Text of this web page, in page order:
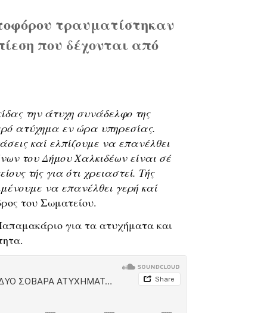
τραυματίστηκαν
που δέχονται από
την άτυχη συνάδελφο της
ατύχημα εν ώρα υπηρεσίας.
καί ελπίζουμε να επανέλθει
του Δήμου Χαλκιδέων είναι σέ
τής για ότι χρειαστεί. Τής
να επανέλθει γερή καί
του Σωματείου.
για τα ατυχήματα και